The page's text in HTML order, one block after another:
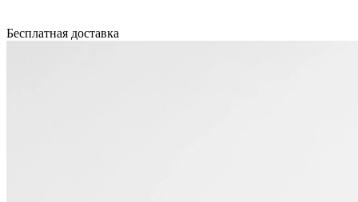
Бесплатная доставка